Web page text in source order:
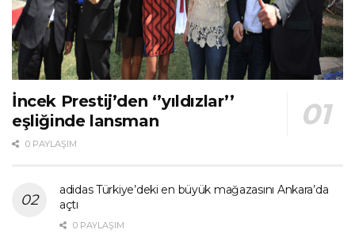
İncek Prestij’den ‘’yıldızlar’’
eşliğinde lansman
0 PAYLAŞIM
adidas Türkiye’deki en büyük mağazasını Ankara’da
açtı
0 PAYLAŞIM